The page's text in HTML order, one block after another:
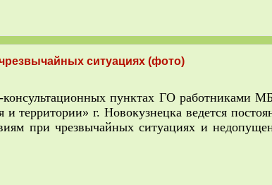
ситуациях (фото)
консультационных пунктах ГО работниками
и территории» г. Новокузнецка ведется
при чрезвычайных ситуациях и